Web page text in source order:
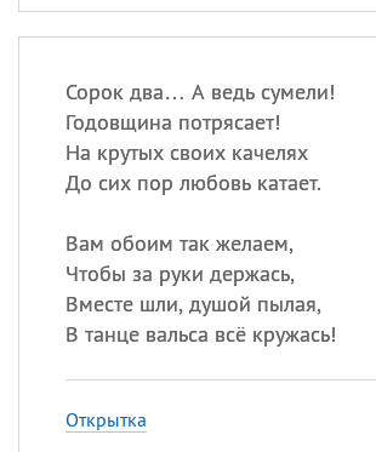
Сорок два… А ведь сумели!
Годовщина потрясает!
На крутых своих качелях
До сих пор любовь катает.
Вам обоим так желаем,
Чтобы за руки держась,
Вместе шли, душой пылая,
В танце вальса всё кружась!
Открытка